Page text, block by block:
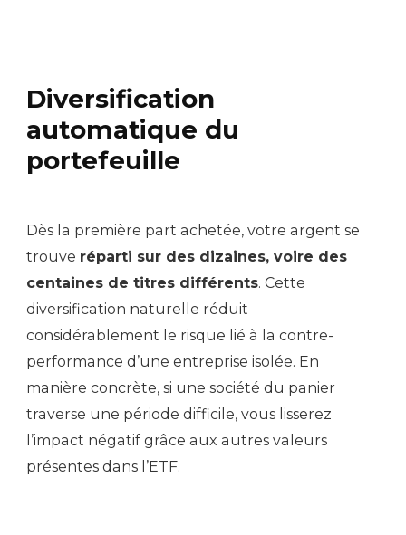
Diversification
automatique du
portefeuille
Dès la première part achetée, votre argent se
trouve réparti sur des dizaines, voire des
centaines de titres différents. Cette
diversification naturelle réduit
considérablement le risque lié à la contre-
performance d’une entreprise isolée. En
manière concrète, si une société du panier
traverse une période difficile, vous lisserez
l’impact négatif grâce aux autres valeurs
présentes dans l’ETF.